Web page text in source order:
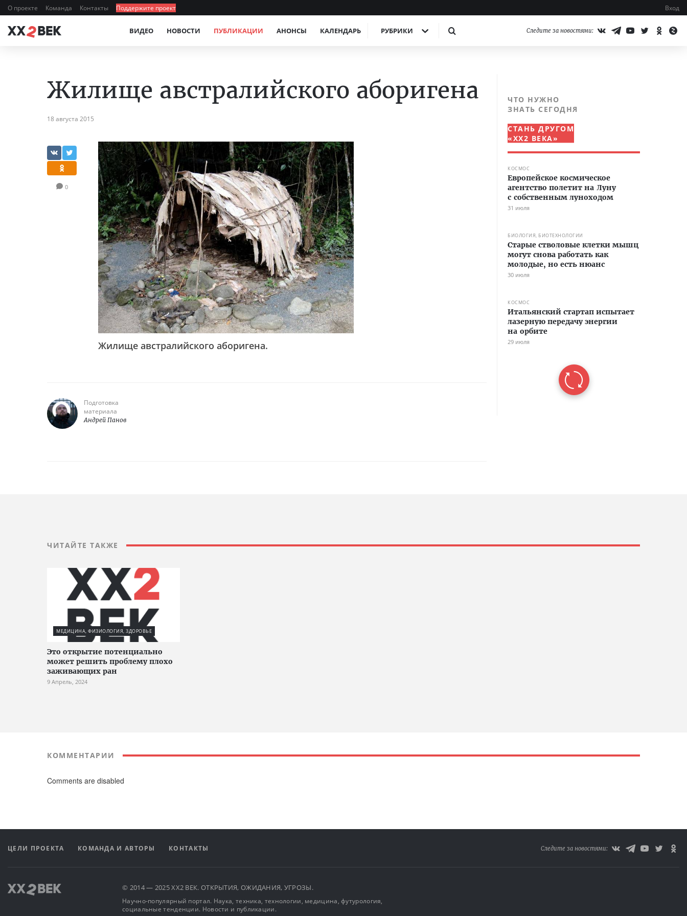
О проекте Команда Контакты Поддержите проект Вход
ВИДЕО НОВОСТИ ПУБЛИКАЦИИ АНОНСЫ КАЛЕНДАРЬ РУБРИКИ Следите за новостями:
Жилище австралийского аборигена
18 августа 2015
0
Жилище австралийского аборигена.
Подготовка
материала
Андрей Панов
ЧТО НУЖНО
ЗНАТЬ СЕГОДНЯ
СТАНЬ ДРУГОМ
«XX2 ВЕКА»
КОСМОС
Европейское космическое
агентство полетит на Луну
с собственным луноходом
31 июля
БИОЛОГИЯ, БИОТЕХНОЛОГИИ
Старые стволовые клетки мышц
могут снова работать как
молодые, но есть нюанс
30 июля
КОСМОС
Итальянский стартап испытает
лазерную передачу энергии
на орбите
29 июля
ЧИТАЙТЕ ТАКЖЕ
МЕДИЦИНА, ФИЗИОЛОГИЯ, ЗДОРОВЬЕ
Это открытие потенциально
может решить проблему плохо
заживающих ран
9 Апрель, 2024
КОММЕНТАРИИ
Comments are disabled
ЦЕЛИ ПРОЕКТА КОМАНДА И АВТОРЫ КОНТАКТЫ Следите за новостями:
© 2014 — 2025 XX2 ВЕК. ОТКРЫТИЯ, ОЖИДАНИЯ, УГРОЗЫ.
Научно-популярный портал. Наука, техника, технологии, медицина, футурология,
социальные тенденции. Новости и публикации.